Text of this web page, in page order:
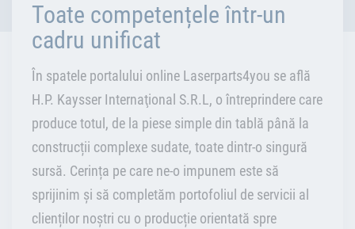
Toate competențele într-un
cadru unificat
În spatele portalului online Laserparts4you se află
H.P. Kaysser Internaţional S.R.L, o întreprindere care
produce totul, de la piese simple din tablă până la
construcții complexe sudate, toate dintr-o singură
sursă. Cerința pe care ne-o impunem este să
sprijinim și să completăm portofoliul de servicii al
clienților noștri cu o producție orientată spre